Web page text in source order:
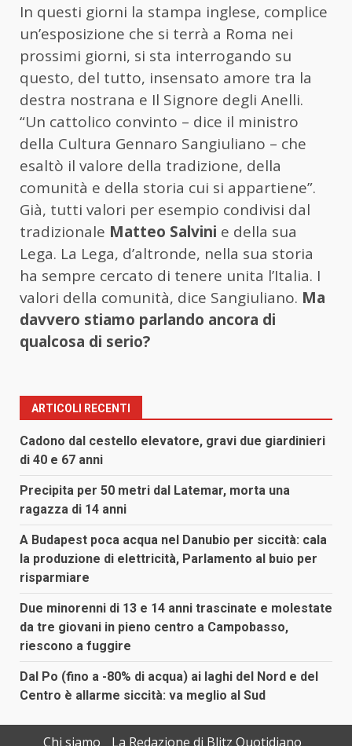
In questi giorni la stampa inglese, complice
un’esposizione che si terrà a Roma nei
prossimi giorni, si sta interrogando su
questo, del tutto, insensato amore tra la
destra nostrana e Il Signore degli Anelli.
“Un cattolico convinto – dice il ministro
della Cultura Gennaro Sangiuliano – che
esaltò il valore della tradizione, della
comunità e della storia cui si appartiene”.
Già, tutti valori per esempio condivisi dal
tradizionale Matteo Salvini e della sua
Lega. La Lega, d’altronde, nella sua storia
ha sempre cercato di tenere unita l’Italia. I
valori della comunità, dice Sangiuliano. Ma
davvero stiamo parlando ancora di
qualcosa di serio?
ARTICOLI RECENTI
Cadono dal cestello elevatore, gravi due giardinieri
di 40 e 67 anni
Precipita per 50 metri dal Latemar, morta una
ragazza di 14 anni
A Budapest poca acqua nel Danubio per siccità: cala
la produzione di elettricità, Parlamento al buio per
risparmiare
Due minorenni di 13 e 14 anni trascinate e molestate
da tre giovani in pieno centro a Campobasso,
riescono a fuggire
Dal Po (fino a -80% di acqua) ai laghi del Nord e del
Centro è allarme siccità: va meglio al Sud
Chi siamo La Redazione di Blitz Quotidiano